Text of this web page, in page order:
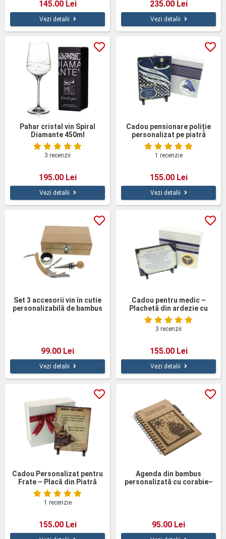
145.00 Lei
Vezi detalii
235.00 Lei
Vezi detalii
Pahar cristal vin Spiral
Diamante 450ml
3 recenzii
195.00 Lei
Vezi detalii
Cadou pensionare poliție
personalizat pe piatră
naturală
1 recenzie
155.00 Lei
Vezi detalii
Set 3 accesorii vin în cutie
personalizabilă de bambus
99.00 Lei
Vezi detalii
Cadou pentru medic –
Plachetă din ardezie cu
Jurământul lui Hipocrate, în
cutie elegantă
personalizată
3 recenzii
155.00 Lei
Vezi detalii
Cadou Personalizat pentru
Frate – Placă din Piatră
Naturală de Ardezie cu
Mesaj
1 recenzie
155.00 Lei
Agenda din bambus
personalizată cu corabie–
95.00 Lei